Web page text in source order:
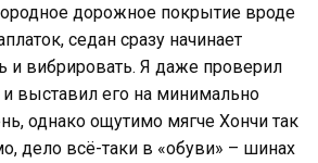
дорожное покрытие вроде
седан сразу начинает
и вибрировать. Я даже проверил
выставил его на минимально
однако ощутимо мягче Хончи так
дело всё-таки в «обуви» – шинах